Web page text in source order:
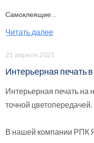
Самоклеящие...
Читать далее
21 апреля 2021
Интерьерная печать
Интерьерная печать на
точной цветопередачей.
В нашей компании РПК